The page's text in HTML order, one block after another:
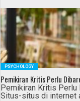
PSYCHOLOGY
Pemikiran Kritis Perlu
Pemikiran Kritis Perlu
Situs-situs di internet